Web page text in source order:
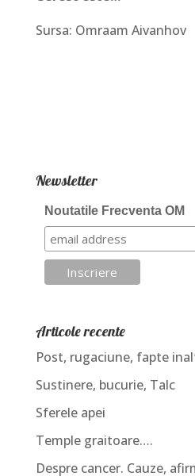
Sursa: Omraam Aivanhov
Newsletter
Noutatile Frecventa OM
Articole recente
Post, rugaciune, fapte
Sustinere, bucurie, Talc
Sferele apei
Temple graitoare….
Despre cancer. Cauze,